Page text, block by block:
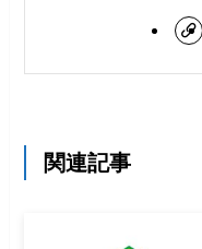
関連記事